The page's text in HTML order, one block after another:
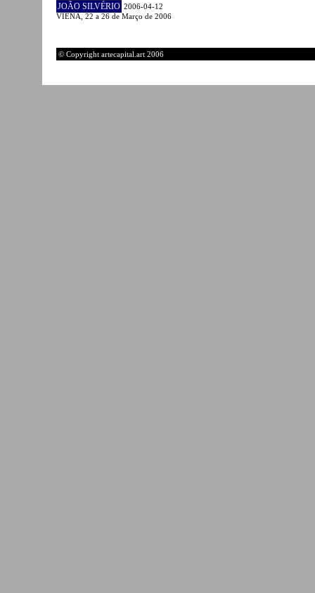
JOÃO SILVÉRIO 2006-04-12
VIENA, 22 a 26 de Março de 2006
© Copyright artecapital.art 2006